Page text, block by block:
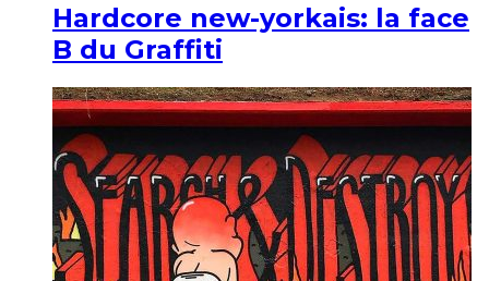
Hardcore new-yorkais: la face
B du Graffiti